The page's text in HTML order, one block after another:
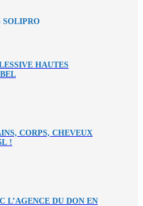
SOLIPRO
HAUTES
CORPS, CHEVEUX
!
L’AGENCE DU DON EN